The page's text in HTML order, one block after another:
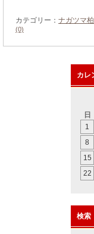
カテゴリー： ナガツマ
(0)
カレ
日
1
8
15
22
検索